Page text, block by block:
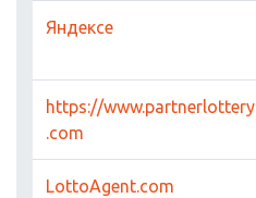
Яндексе
https://www.partnerlottery
.com
LottoAgent.com